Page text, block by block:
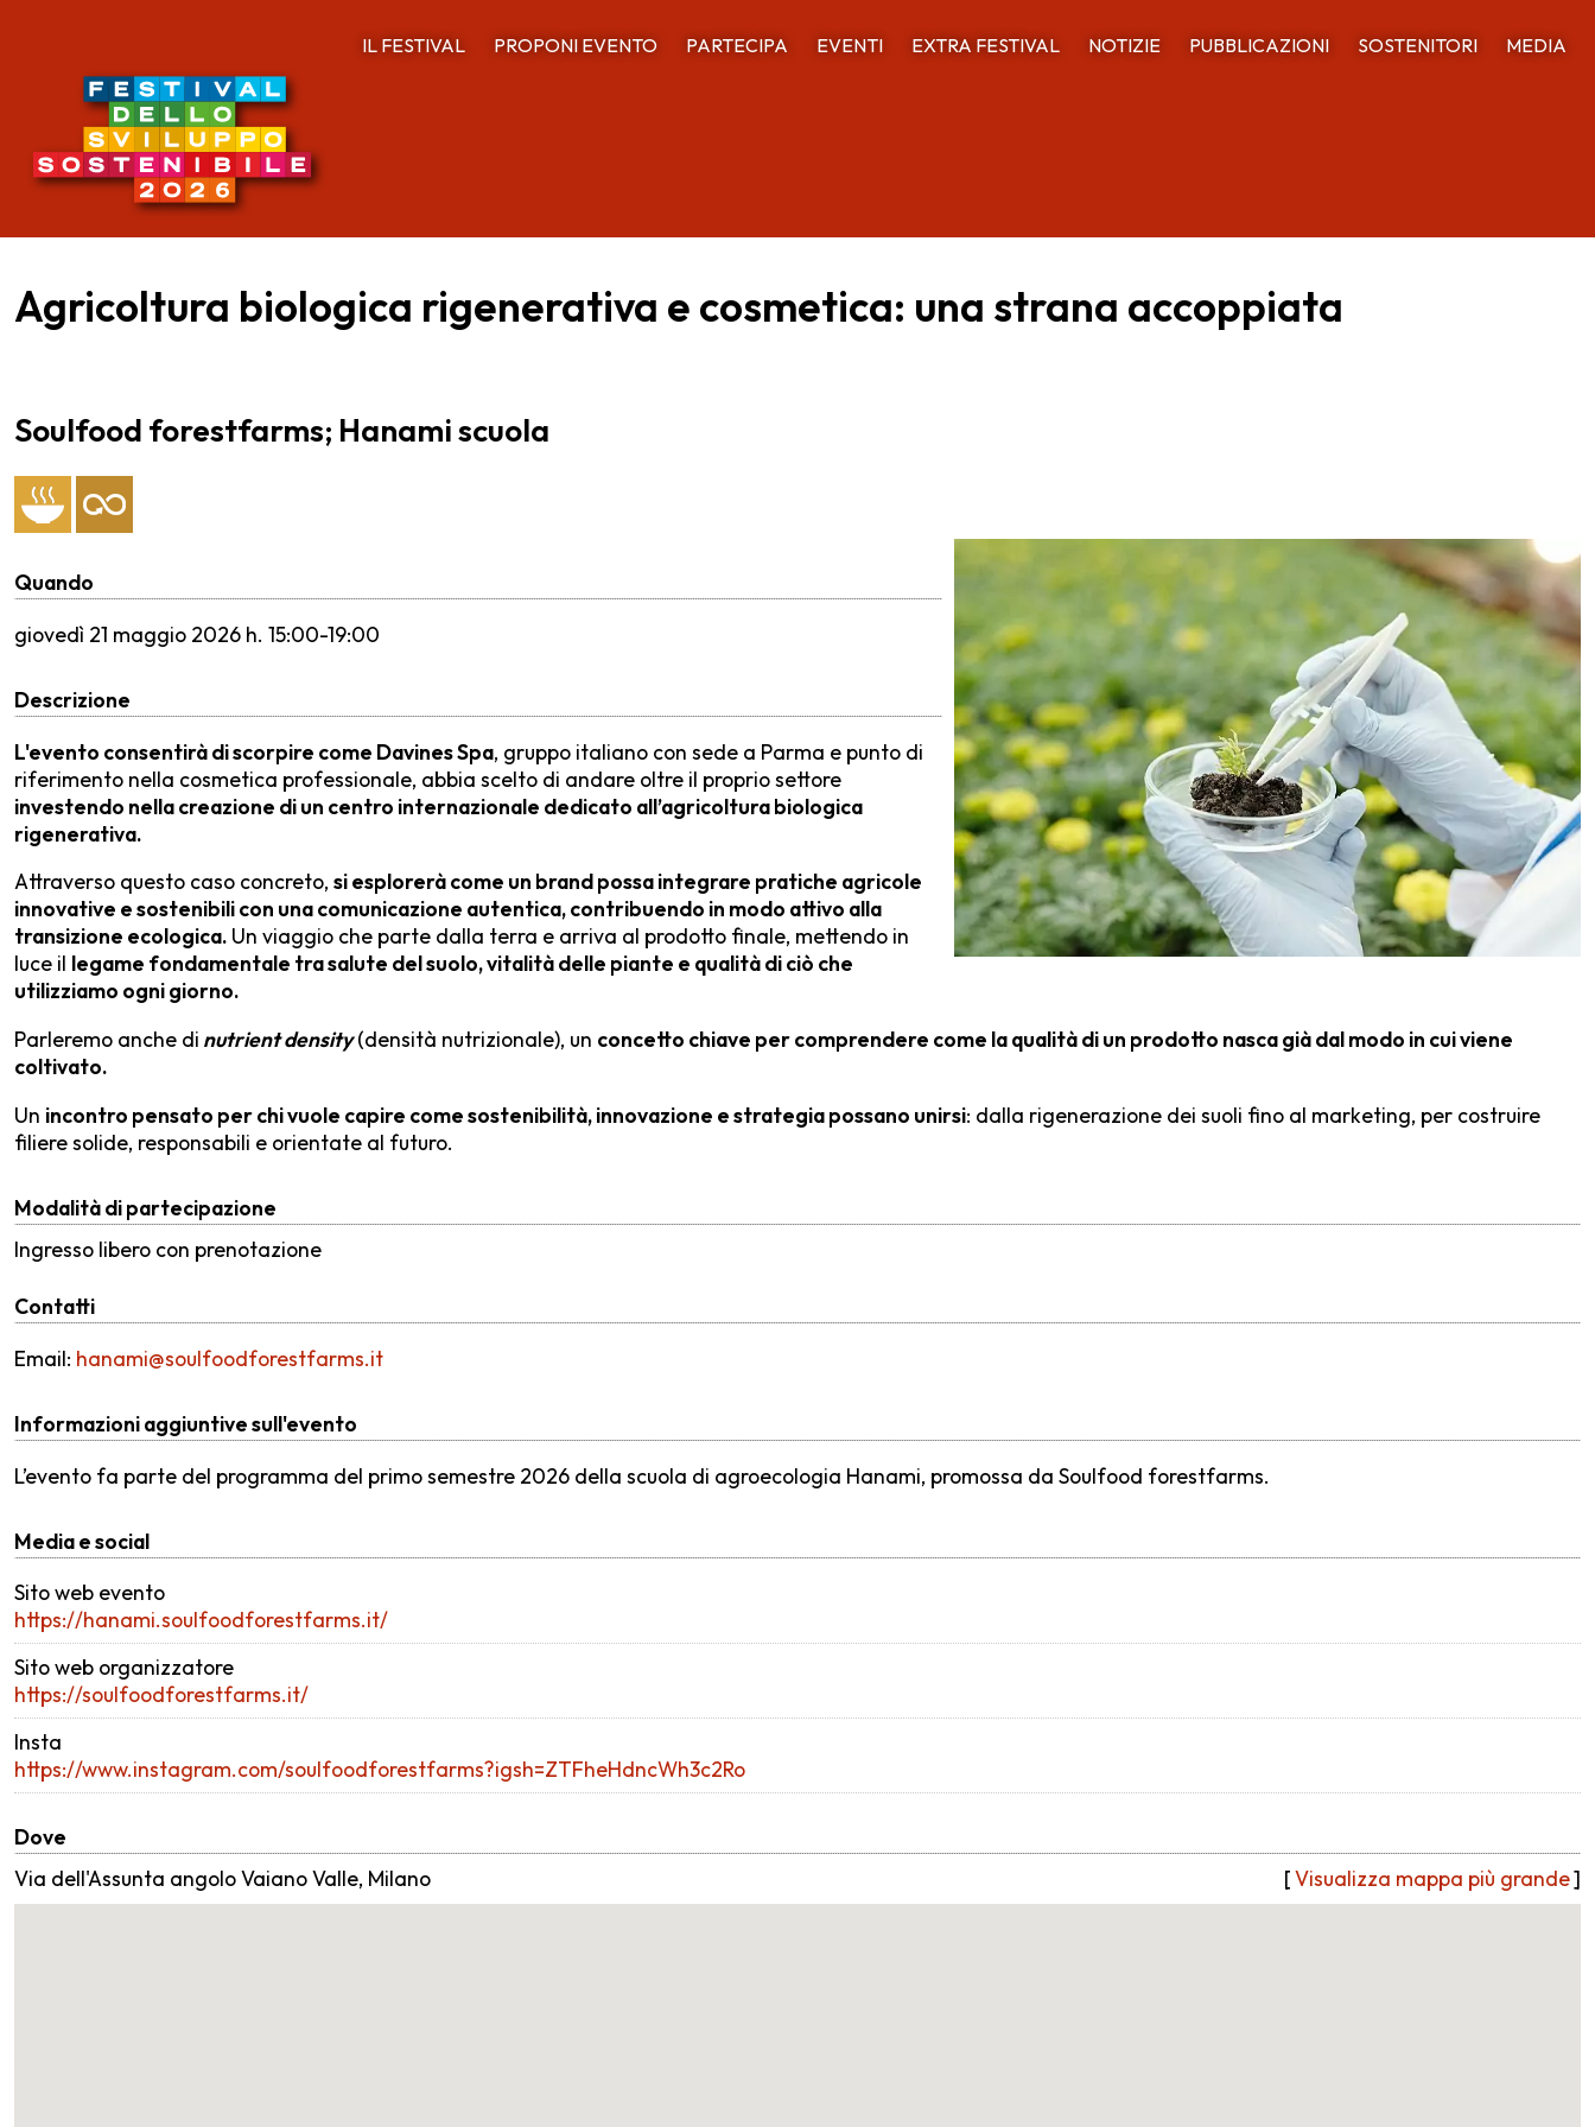
IL FESTIVAL PROPONI EVENTO PARTECIPA EVENTI EXTRA FESTIVAL NOTIZIE PUBBLICAZIONI SOSTENITORI MEDIA
Agricoltura biologica rigenerativa e cosmetica: una strana accoppiata
Soulfood forestfarms; Hanami scuola
Quando
giovedì 21 maggio 2026 h. 15:00-19:00
Descrizione
L'evento consentirà di scorpire come Davines Spa, gruppo italiano con sede a Parma e punto di
riferimento nella cosmetica professionale, abbia scelto di andare oltre il proprio settore
investendo nella creazione di un centro internazionale dedicato all’agricoltura biologica
rigenerativa.
Attraverso questo caso concreto, si esplorerà come un brand possa integrare pratiche agricole
innovative e sostenibili con una comunicazione autentica, contribuendo in modo attivo alla
transizione ecologica. Un viaggio che parte dalla terra e arriva al prodotto finale, mettendo in
luce il legame fondamentale tra salute del suolo, vitalità delle piante e qualità di ciò che
utilizziamo ogni giorno.
Parleremo anche di nutrient density(densità nutrizionale), un concetto chiave per comprendere come la qualità di un prodotto nasca già dal modo in cui viene
coltivato.
Un incontro pensato per chi vuole capire come sostenibilità, innovazione e strategia possano unirsi: dalla rigenerazione dei suoli fino al marketing, per costruire
filiere solide, responsabili e orientate al futuro.
Modalità di partecipazione
Ingresso libero con prenotazione
Contatti
Email: hanami@soulfoodforestfarms.it
Informazioni aggiuntive sull'evento
L’evento fa parte del programma del primo semestre 2026 della scuola di agroecologia Hanami, promossa da Soulfood forestfarms.
Media e social
Sito web evento
https://hanami.soulfoodforestfarms.it/
Sito web organizzatore
https://soulfoodforestfarms.it/
Insta
https://www.instagram.com/soulfoodforestfarms?igsh=ZTFheHdncWh3c2Ro
Dove
Via dell'Assunta angolo Vaiano Valle, Milano
[Visualizza mappa più grande]